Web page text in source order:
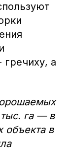
а
тыс. га — в
объекта в